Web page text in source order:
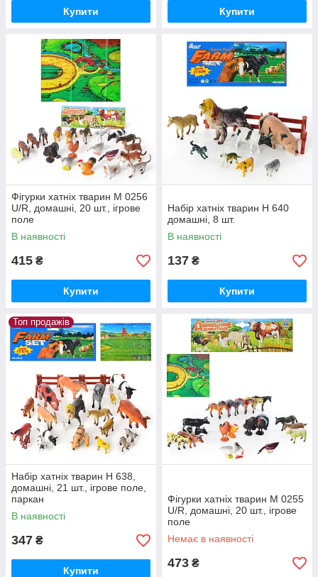
Купити Купити
Фігурки хатніх тварин M 0256
U/R, домашні, 20 шт., ігрове
поле
В наявності
415 ₴
Купити
Набір хатніх тварин H 640
домашні, 8 шт.
В наявності
137 ₴
Купити
Топ продажів
Набір хатніх тварин H 638,
домашні, 21 шт., ігрове поле,
паркан
В наявності
347 ₴
Купити
Фігурки хатніх тварин M 0255
U/R, домашні, 20 шт., ігрове
поле
Немає в наявності
473 ₴